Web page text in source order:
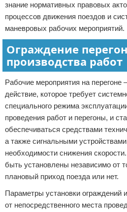
знание нормативных правовых
процессов движения поездов и
маневровых рабочих мероприятий.
Ограждение
производства работ
Рабочие мероприятия на перегоне
действие, которое требует
специального режима
проведения работ и перегоны, и
обеспечиваться средствами
а также сигнальными
необходимости снижения
быть установлены независимо от
плановый приход поезда или нет.
Параметры установки ограждений
от непосредственного места